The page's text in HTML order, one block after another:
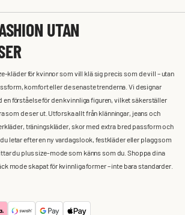
UTAN
kläder för kvinnor som vill klä sig precis som de vill – utan
komfort eller de senaste trenderna. Vi designar
förståelse för den kvinnliga figuren, vilket säkerställer
som de ser ut. Utforska allt från klänningar, jeans och
träningskläder, skor med extra bred passform och
letar efter en ny vardagslook, festkläder eller plagg som
du plus size-mode som känns som du. Shoppa dina
mode skapat för kvinnliga former – inte bara standarder.